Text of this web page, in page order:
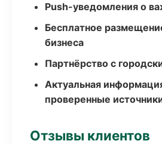
Push-уведомления о
Бесплатное
бизнеса
Партнёрство с
Актуальная
проверенные
Отзывы клиентов